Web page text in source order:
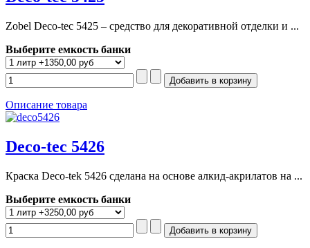
Zobel Deco-tec 5425 – средство для декоративной отделки и ...
Выберите емкость банки
Описание товара
Deco-tec 5426
Краска Deco-tek 5426 сделана на основе алкид-акрилатов на ...
Выберите емкость банки